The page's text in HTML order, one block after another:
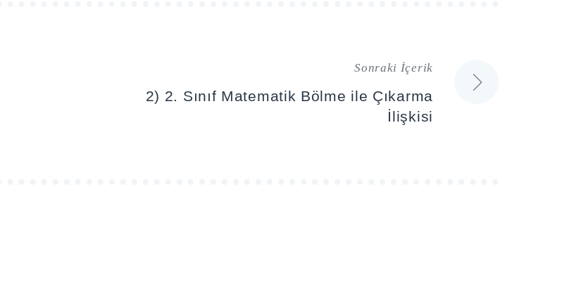
Sonraki İçerik
2) 2. Sınıf Matematik Bölme ile Çıkarma
İlişkisi